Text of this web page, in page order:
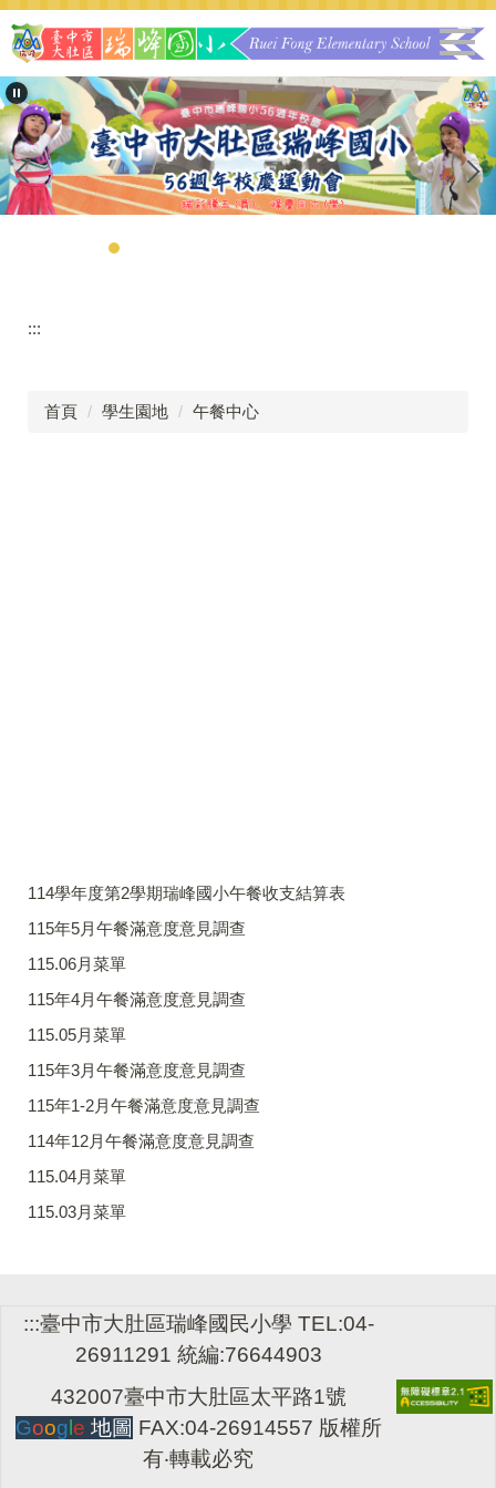
跳
到
主
要
內
容
區
:::
首頁 學生園地 午餐中心
114學年度第2學期瑞峰國小午餐收支結算表
115年5月午餐滿意度意見調查
115.06月菜單
115年4月午餐滿意度意見調查
115.05月菜單
115年3月午餐滿意度意見調查
115年1-2月午餐滿意度意見調查
114年12月午餐滿意度意見調查
115.04月菜單
115.03月菜單
:::臺中市大肚區瑞峰國民小學 TEL:04-
26911291 統編:76644903
432007臺中市大肚區太平路1號
Goog e 地圖 FAX:04-26914557 版權所
有‧轉載必究